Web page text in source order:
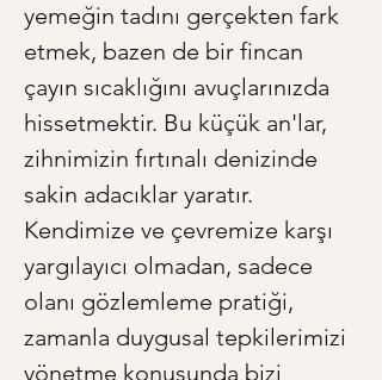
yemeğin tadını gerçekten fark
etmek, bazen de bir fincan
çayın sıcaklığını avuçlarınızda
hissetmektir. Bu küçük an'lar,
zihnimizin fırtınalı denizinde
sakin adacıklar yaratır.
Kendimize ve çevremize karşı
yargılayıcı olmadan, sadece
olanı gözlemleme pratiği,
zamanla duygusal tepkilerimizi
yönetme konusunda bizi